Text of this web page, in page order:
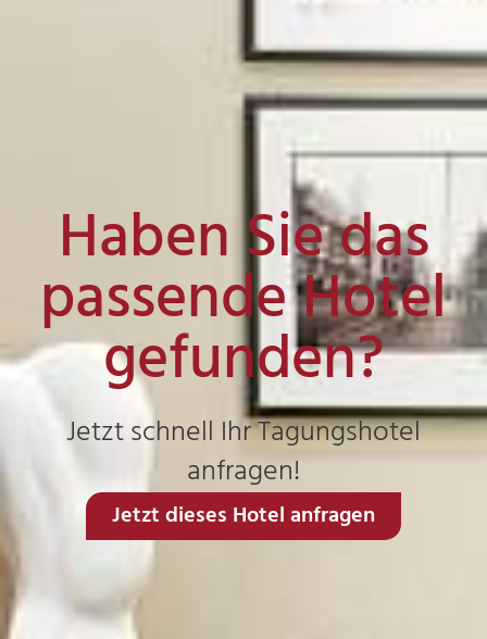
Haben Sie das
passende Hotel
gefunden?
Jetzt schnell Ihr Tagungshotel
anfragen!
Jetzt dieses Hotel anfragen